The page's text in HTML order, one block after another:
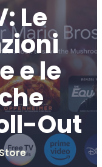
Le
e le
Out